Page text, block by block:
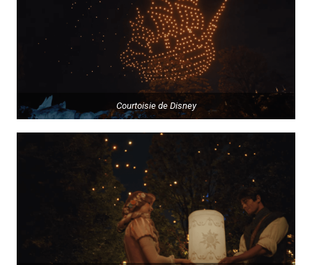
Courtoisie de Disney